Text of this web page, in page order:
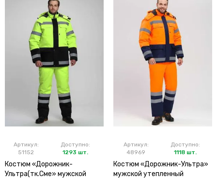
Артикул:
51152
Доступно:
1293 шт.
Костюм «Дорожник-
Ультра(тк.Сме» мужской
Артикул:
48969
Доступно:
1118 шт.
Костюм «Дорожник-Ультра»
мужской утепленный